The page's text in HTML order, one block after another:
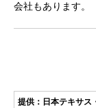
会社もあります。
提供：日本テキサス